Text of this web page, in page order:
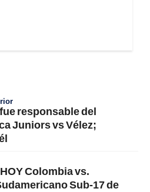
responsable del
Juniors vs Vélez;
Colombia vs.
Sub-17 de